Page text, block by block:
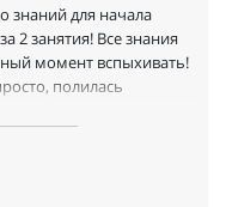
знаний для начала
2 занятия! Все знания
момент вспыхивать!
полилась